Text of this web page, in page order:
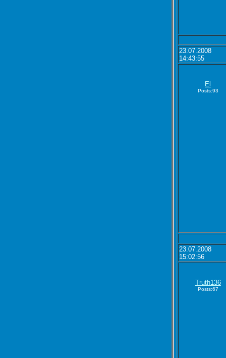
23.07.2008
14:43:55
El
Posts:93
23.07.2008
15:02:56
Truth136
Posts:67